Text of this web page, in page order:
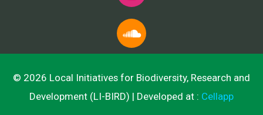
© 2026 Local Initiatives for Biodiversity, Research and
Development (LI-BIRD) | Developed at : Cellapp